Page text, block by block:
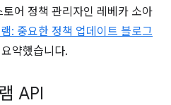
어 정책 관리자인 레베카 소아
: 중요한 정책 업데이트 블로그
약했습니다.
API